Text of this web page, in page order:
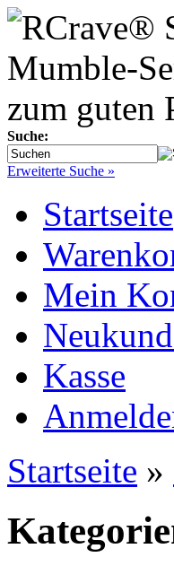
Suche:
Erweiterte Suche »
Startseite
Mein
Kasse
Startseite »